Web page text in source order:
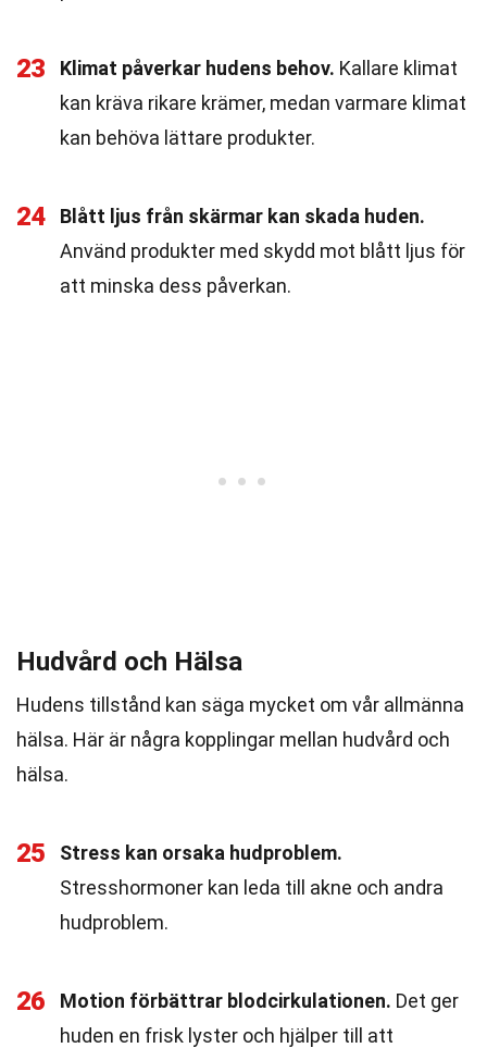
23 Klimat påverkar hudens behov. Kallare klimat
kan kräva rikare krämer, medan varmare klimat
kan behöva lättare produkter.
24
Blått ljus från skärmar kan skada huden.
Använd produkter med skydd mot blått ljus för
att minska dess påverkan.
Hudvård och Hälsa
Hudens tillstånd kan säga mycket om vår allmänna
hälsa. Här är några kopplingar mellan hudvård och
hälsa.
25
Stress kan orsaka hudproblem.
Stresshormoner kan leda till akne och andra
hudproblem.
26 Motion förbättrar blodcirkulationen. Det ger
huden en frisk lyster och hjälper till att